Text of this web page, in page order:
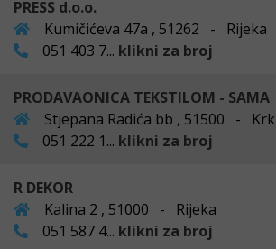
PRESS d.o.o.
Kumičićeva 47a , 51262 - Rijeka
051 403 7... klikni za broj
PRODAVAONICA TEKSTILOM - SAMA
Stjepana Radića bb , 51500 - Krk
051 222 1... klikni za broj
R DEKOR
Kalina 2 , 51000 - Rijeka
051 587 4... klikni za broj